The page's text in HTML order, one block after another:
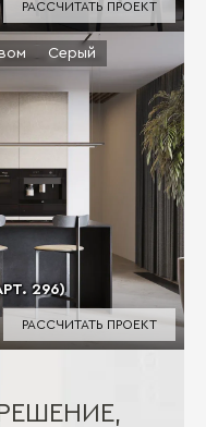
РАССЧИТАТЬ ПРОЕКТ
296)
Серый
РАССЧИТАТЬ ПРОЕКТ